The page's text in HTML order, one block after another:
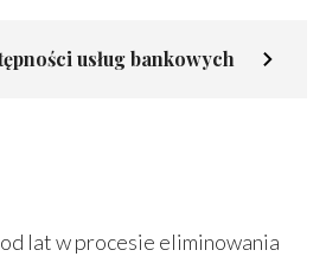
usług bankowych
lat w procesie eliminowania